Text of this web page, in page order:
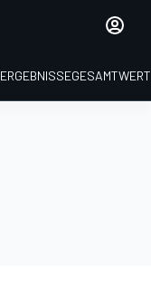
ERGEBNISSE